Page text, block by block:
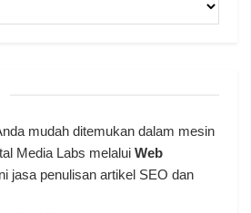
mudah ditemukan dalam mesin
Media Labs melalui Web
jasa penulisan artikel SEO dan